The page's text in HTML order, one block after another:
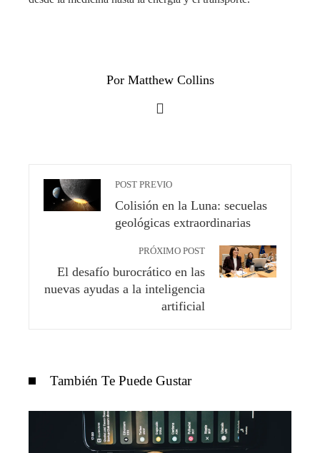
Por Matthew Collins
POST PREVIO
Colisión en la Luna: secuelas
geológicas extraordinarias
PRÓXIMO POST
El desafío burocrático en las
nuevas ayudas a la inteligencia
artificial
También Te Puede Gustar